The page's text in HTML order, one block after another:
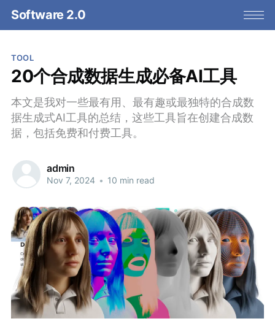
Software 2.0
TOOL
20个合成数据生成必备AI工具
本文是我对一些最有用、最有趣或最独特的合成数
据生成式AI工具的总结，这些工具旨在创建合成数
据，包括免费和付费工具。
admin
Nov 7, 2024 • 10 min read